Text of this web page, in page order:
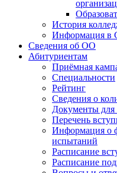
История
Информация в
Сведения об ОО
Абитуриентам
Приёмная
Специальности
Рейтинг
Сведения о
Документы для
Перечень
Информация о
испытаний
Расписание
Расписание